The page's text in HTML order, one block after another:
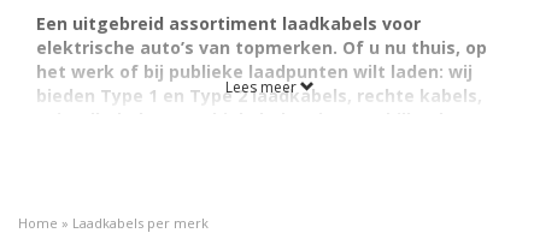
Een uitgebreid assortiment laadkabels voor
elektrische auto’s van topmerken. Of u nu thuis, op
het werk of bij publieke laadpunten wilt laden: wij
bieden Type 1 en Type 2 laadkabels, rechte kabels,
omstandigheden: de merkkabels in deze shop voldoen aan
Lees meer
Home » Laadkabels per merk